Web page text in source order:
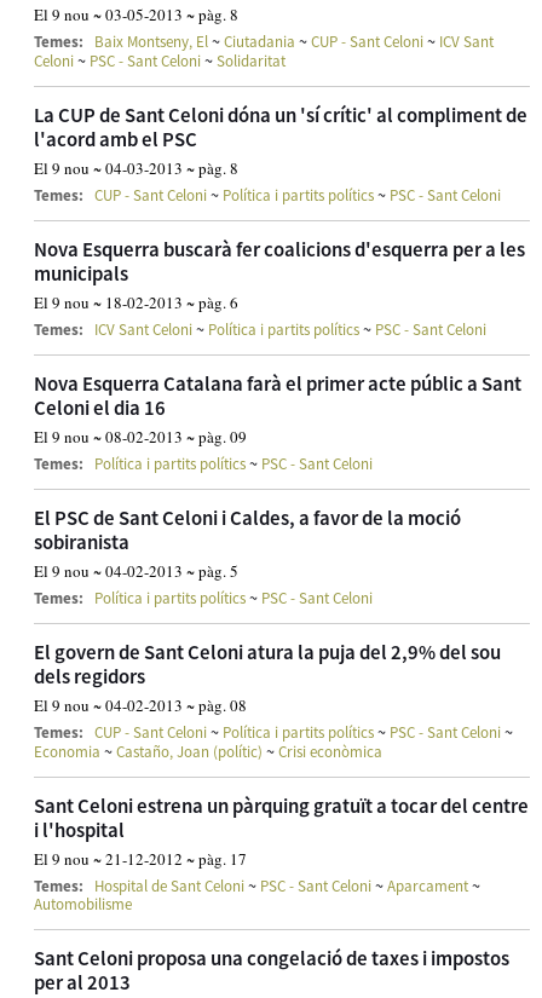
El 9 nou ~ 03-05-2013 ~ pàg. 8
Temes: Baix Montseny, El~Ciutadania ~CUP - Sant Celoni~ ICV Sant
Celoni~ PSC - Sant Celoni~Solidaritat
La CUP de Sant Celoni dóna un 'sí crític' al compliment de
l'acord amb el PSC
El 9 nou ~ 04-03-2013 ~ pàg. 8
Temes: CUP - Sant Celoni~ Política i partits polítics~ PSC - Sant Celoni
Nova Esquerra buscarà fer coalicions d'esquerra per a les
municipals
El 9 nou ~ 18-02-2013 ~ pàg. 6
Temes: ICV Sant Celoni~ Política i partits polítics~ PSC - Sant Celoni
Nova Esquerra Catalana farà el primer acte públic a Sant
Celoni el dia 16
El 9 nou ~ 08-02-2013 ~ pàg. 09
Temes: Política i partits polítics~ PSC - Sant Celoni
El PSC de Sant Celoni i Caldes, a favor de la moció
sobiranista
El 9 nou ~ 04-02-2013 ~ pàg. 5
Temes: Política i partits polítics~ PSC - Sant Celoni
El govern de Sant Celoni atura la puja del 2,9% del sou
dels regidors
El 9 nou ~ 04-02-2013 ~ pàg. 08
Temes: CUP - Sant Celoni~ Política i partits polítics~ PSC - Sant Celoni~
Economia ~Castaño, Joan (polític) ~Crisi econòmica
Sant Celoni estrena un pàrquing gratuït a tocar del centre
i l'hospital
El 9 nou ~ 21-12-2012 ~ pàg. 17
Temes: Hospital de Sant Celoni~ PSC - Sant Celoni~Aparcament~
Automobilisme
Sant Celoni proposa una congelació de taxes i impostos
per al 2013